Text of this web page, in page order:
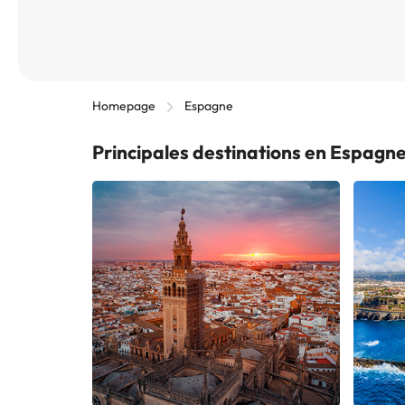
Homepage Espagne
Principales destinations en